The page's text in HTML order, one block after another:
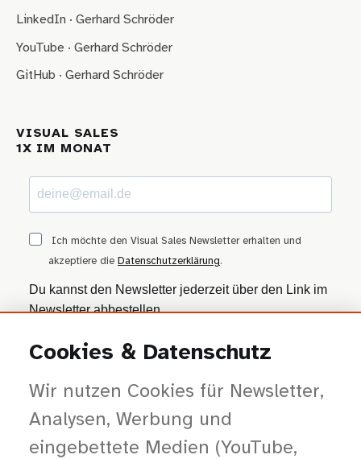
LinkedIn · Gerhard Schröder
YouTube · Gerhard Schröder
GitHub · Gerhard Schröder
VISUAL SALES
1X IM MONAT
Ich möchte den Visual Sales Newsletter erhalten und
akzeptiere die Datenschutzerklärung.
Du kannst den Newsletter jederzeit über den Link im
Newsletter abbestellen.
ANMELDEN
Wir nutzen Brevo als Marketing-Plattform. Mit dem Absenden stimmst du zu, dass
deine Daten zur Bearbeitung an Brevo übertragen werden — gemäß der
Datenschutzerklärung von Brevo.
Cookies & Datenschutz
Wir nutzen Cookies für Newsletter,
Analysen, Werbung und
eingebettete Medien (YouTube,